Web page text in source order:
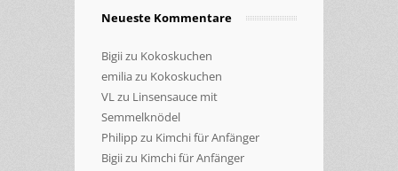
Neueste Kommentare
Bigiizu Kokoskuchen
emilia zu Kokoskuchen
VLzu Linsensauce mit
Semmelknödel
Philippzu Kimchi für Anfänger
Bigiizu Kimchi für Anfänger